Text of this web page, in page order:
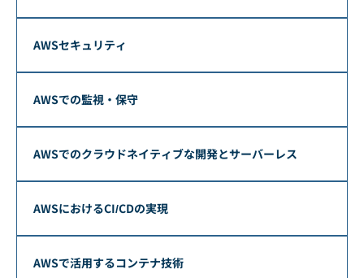
AWSセキュリティ
AWSでの監視・保守
AWSでのクラウドネイティブな開発とサーバーレス
AWSにおけるCI/CDの実現
AWSで活用するコンテナ技術